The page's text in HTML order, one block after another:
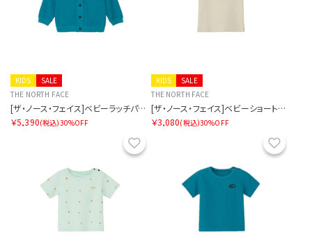
SALE
KIDS
THE NORTH FACE
[ザ・ノース・フェイス]ベビーラッチパイルカーディガン
￥5,390(税込)30%OFF
SALE
KIDS
THE NORTH FACE
[ザ・ノース・フェイス]ベビーショートスリーブラッチパイルティー
￥3,080(税込)30%OFF
お気に入り